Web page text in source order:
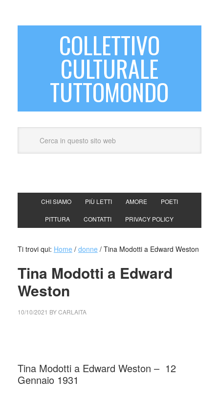
COLLETTIVO
CULTURALE
TUTTOMONDO
CHI SIAMO PIÙ LETTI AMORE POETI
PITTURA CONTATTI PRIVACY POLICY
Ti trovi qui: Home / donne /Tina Modotti a Edward Weston
Tina Modotti a Edward
Weston
10/10/2021 BYCARLAITA
Tina Modotti a Edward Weston – 12
Gennaio 1931